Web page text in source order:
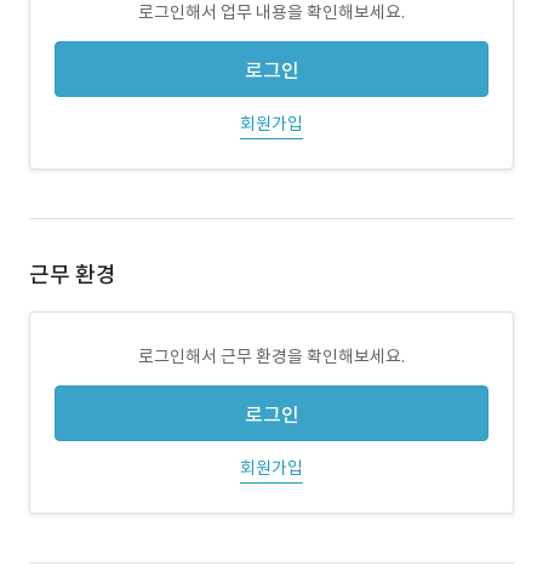
로그인해서 업무 내용을 확인해보세요.
로그인
회원가입
근무 환경
로그인해서 근무 환경을 확인해보세요.
로그인
회원가입